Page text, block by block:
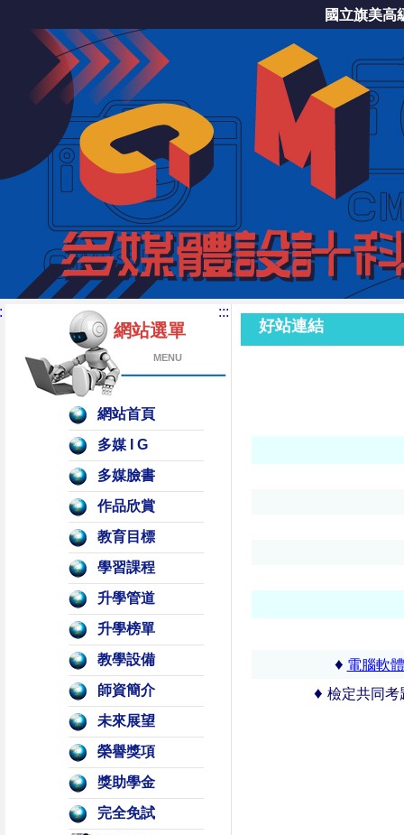
國立旗美高
網站選單
MENU
網站首頁
多媒 I G
多媒臉書
作品欣賞
教育目標
學習課程
升學管道
升學榜單
教學設備
師資簡介
未來展望
榮譽獎項
獎助學金
完全免試
:::
好站連結
♦ 電腦軟
♦ 檢定共同考